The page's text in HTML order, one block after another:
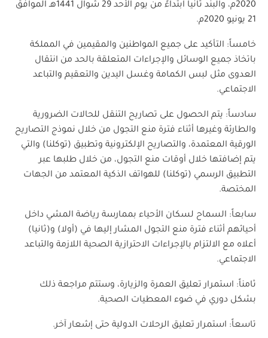
2020م، والبند ثانياً ابتداءً من يوم الأحد 29 شوال 1441هـ الموافق
21 يونيو 2020م.
خامساً: التأكيد على جميع المواطنين والمقيمين في المملكة
باتخاذ جميع الوسائل والإجراءات المتعلقة بالحد من انتقال
العدوى مثل لبس الكمامة وغسل اليدين والتعقيم والتباعد
الاجتماعي.
سادساً: يتم الحصول على تصاريح التنقل للحالات الضرورية
والطارئة وغيرها أثناء فترة منع التجول من خلال نموذج التصاريح
الورقية المعتمدة، والتصاريح الإلكترونية وتطبيق (توكلنا) والتي
يتم إضافتها خلال أوقات منع التجول، من خلال طلبها عبر
التطبيق الرسمي (توكلنا) للهواتف الذكية المعتمد من الجهات
المختصة.
سابعاً: السماح لسكان الأحياء بممارسة رياضة المشي داخل
أحيائهم أثناء فترة منع التجول المشار إليها في (أولا) و(ثانيا)
أعلاه مع الالتزام بالإجراءات الاحترازية الصحية اللازمة والتباعد
الاجتماعي.
ثامناً: استمرار تعليق العمرة والزيارة، وستتم مراجعة ذلك
بشكل دوري في ضوء المعطيات الصحية.
تاسعاً: استمرار تعليق الرحلات الدولية حتى إشعار آخر.